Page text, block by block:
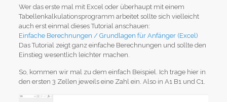
Wer das erste mal mit Excel oder überhaupt mit einem
Tabellenkalkulationsprogramm arbeitet sollte sich vielleicht
auch erst einmal dieses Tutorial anschauen:
Einfache Berechnungen / Grundlagen für Anfänger (Excel)
Das Tutorial zeigt ganz einfache Berechnungen und sollte den
Einstieg wesentlich leichter machen.
So, kommen wir mal zu dem einfach Beispiel. Ich trage hier in
den ersten 3 Zellen jeweils eine Zahl ein. Also in A1 B1 und C1.